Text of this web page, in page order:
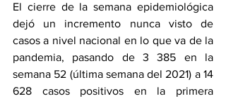
El cierre de la semana epidemiológica
dejó un incremento nunca visto de
casos a nivel nacional en lo que va de la
pandemia, pasando de 3 385 en la
semana 52 (última semana del 2021) a 14
628 casos positivos en la primera